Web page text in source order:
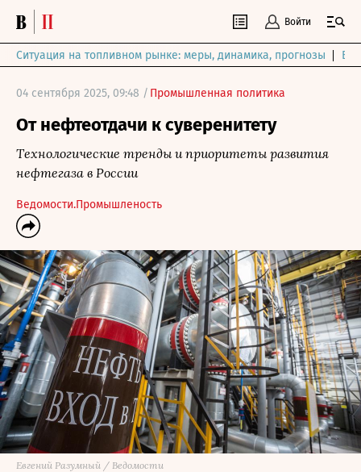
Войти
Ситуация на топливном рынке: меры, динамика, прогнозы
04 сентября 2025, 09:48 / Промышленная политика
От нефтеотдачи к суверенитету
Технологические тренды и приоритеты развития
нефтегаза в России
Ведомости.Промышленость
Евгений Разумный / Ведомости